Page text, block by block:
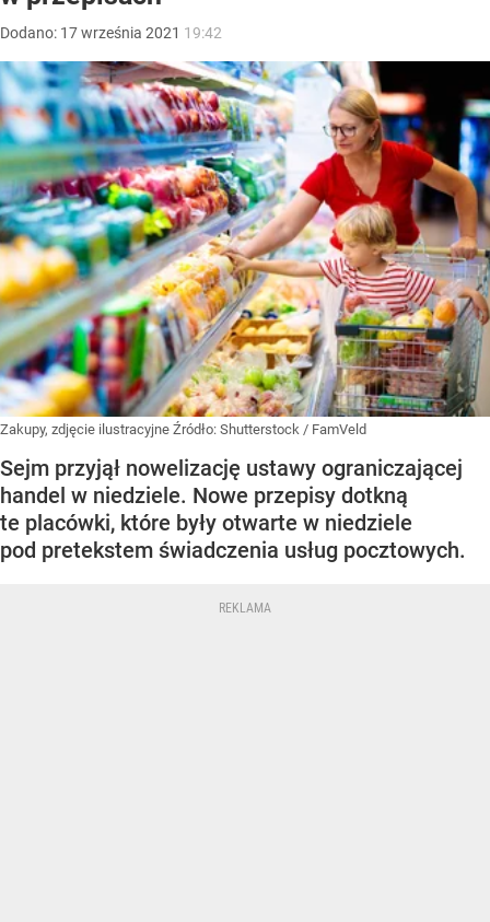
Dodano: 17września 2021 19:42
Zakupy, zdjęcie ilustracyjne Źródło: Shutterstock / FamVeld
Sejm przyjął nowelizację ustawy ograniczającej
handel w niedziele. Nowe przepisy dotkną
te placówki, które były otwarte w niedziele
pod pretekstem świadczenia usług pocztowych.